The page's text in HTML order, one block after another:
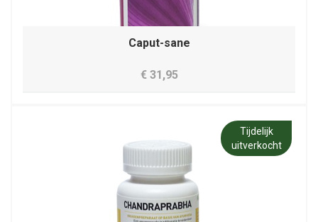
Caput-sane
€ 31,95
Tijdelijk
uitverkocht